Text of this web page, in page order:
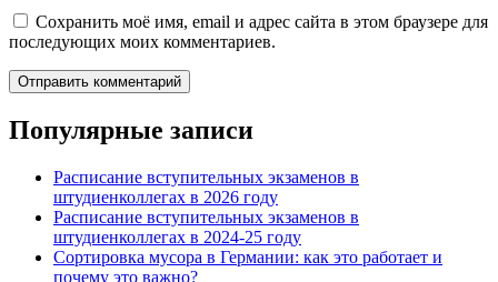
Сохранить моё имя, email и адрес сайта в этом браузере для
последующих моих комментариев.
Популярные записи
Расписание вступительных экзаменов в
штудиенколлегах в 2026 году
Расписание вступительных экзаменов в
штудиенколлегах в 2024-25 году
Сортировка мусора в Германии: как это работает и
почему это важно?